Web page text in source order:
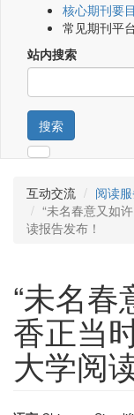
核心期刊要目
常见期刊平
站内搜索
搜索
互动交流 阅读
“未名春意又如
读报告发布！
“未名
香正当
大学阅